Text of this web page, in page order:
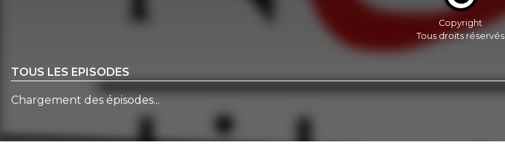
Copyright
Tous droits réservés
TOUS LES EPISODES
Chargement des épisodes...